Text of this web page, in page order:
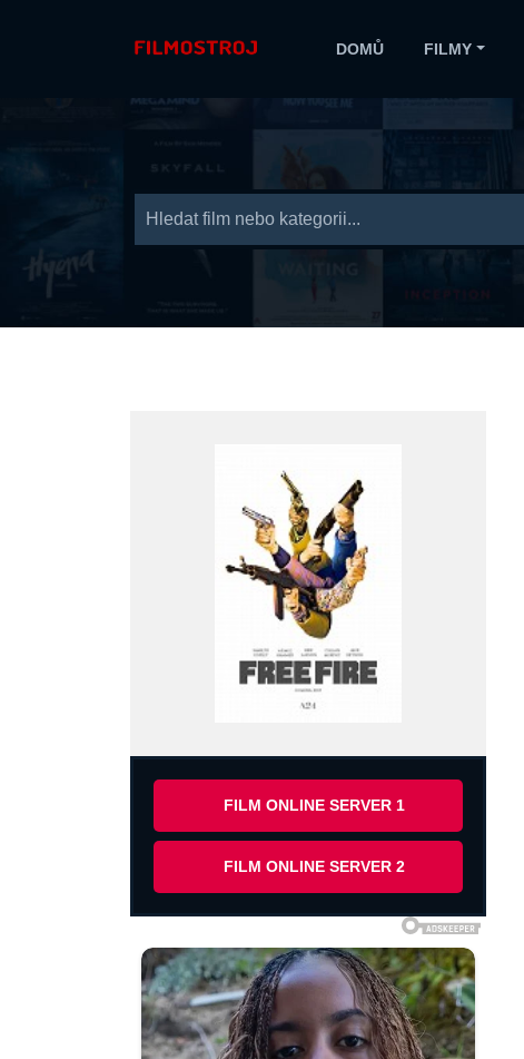
DOMŮ FILMY
FILM ONLINE SERVER 1
FILM ONLINE SERVER 2